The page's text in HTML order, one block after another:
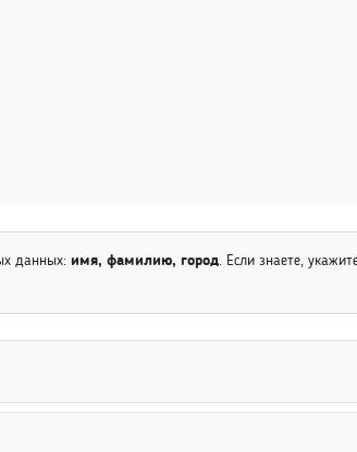
данных: имя, фамилию, город . Если знаете,
дополнительных параметров помогает